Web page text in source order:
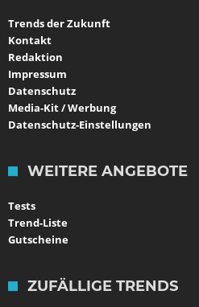
Trends der Zukunft
Kontakt
Redaktion
Impressum
Datenschutz
Media-Kit / Werbung
Datenschutz-Einstellungen
WEITERE ANGEBOTE
Tests
Trend-Liste
Gutscheine
ZUFÄLLIGE TRENDS